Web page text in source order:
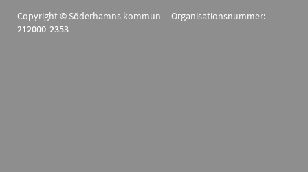
Copyright © Söderhamns kommun Organisationsnummer:
212000-2353